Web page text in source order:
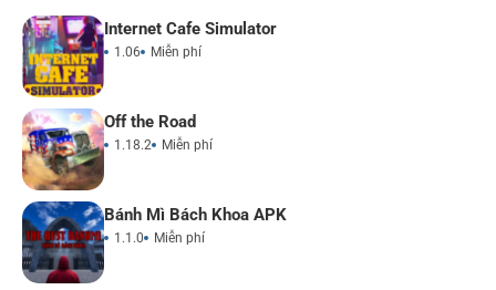
Internet Cafe Simulator
1.06 Miễn phí
Off the Road
1.18.2 Miễn phí
Bánh Mì Bách Khoa APK
1.1.0 Miễn phí